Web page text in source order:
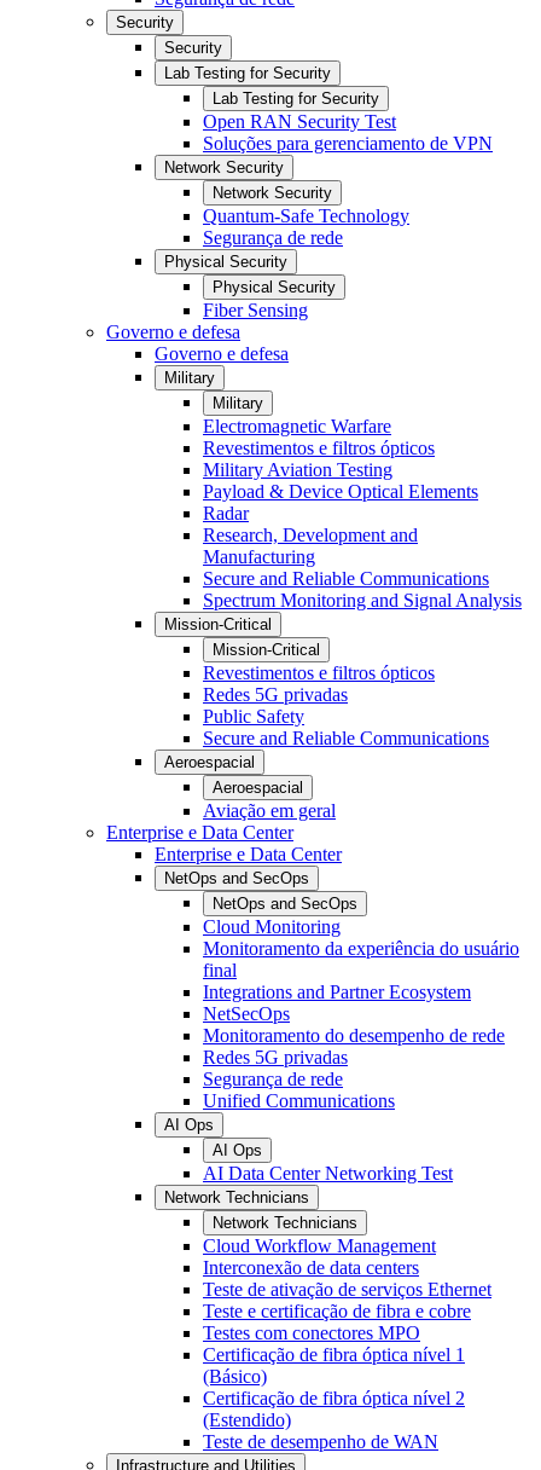
Security
Security
Lab Testing for Security
Lab Testing for Security
Open RAN Security Test
Soluções para gerenciamento de VPN
Network Security
Network Security
Quantum-Safe Technology
Segurança de rede
Physical Security
Physical Security
Fiber Sensing
Governo e defesa
Governo e defesa
Military
Military
Electromagnetic Warfare
Revestimentos e filtros ópticos
Military Aviation Testing
Payload & Device Optical Elements
Radar
Research, Development and
Manufacturing
Secure and Reliable Communications
Spectrum Monitoring and Signal Analysis
Mission-Critical
Mission-Critical
Revestimentos e filtros ópticos
Redes 5G privadas
Public Safety
Secure and Reliable Communications
Aeroespacial
Aeroespacial
Aviação em geral
Enterprise e Data Center
Enterprise e Data Center
NetOps and SecOps
NetOps and SecOps
Cloud Monitoring
Monitoramento da experiência do usuário
final
Integrations and Partner Ecosystem
NetSecOps
Monitoramento do desempenho de rede
Redes 5G privadas
Segurança de rede
Unified Communications
AI Ops
AI Ops
AI Data Center Networking Test
Network Technicians
Network Technicians
Cloud Workflow Management
Interconexão de data centers
Teste de ativação de serviços Ethernet
Teste e certificação de fibra e cobre
Testes com conectores MPO
Certificação de fibra óptica nível 1
(Básico)
Certificação de fibra óptica nível 2
(Estendido)
Teste de desempenho de WAN
Infrastructure and Utilities